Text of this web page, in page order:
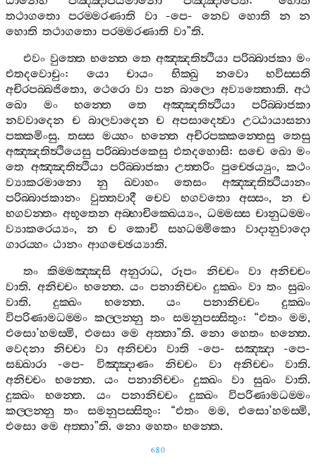
තථාගතො
පරම‍්මරණාති වා-පෙ- නෙව හොති න
න
හොති තථාගතො පරම‍්මරණාති වා”ති.
එවං වුත‍්තෙ භන‍්තෙ තෙ අඤ‍්ඤතිත්‍ථියා පරිබ‍්බාජකා මං
එතදවොචුං:යො චායං භික‍්ඛු නවො
භවිස‍්සති
අචිරපබ‍්බජිතො, ථෙරො වා පන බාලො අව්‍යත‍්තොති. අථ
ඛො
මං භන‍්තෙ තෙ අඤ‍්ඤතිත්‍ථියා
පරිබ‍්බාජකා
නවවාදෙන
ච බාලවාදෙන ච අපසාදෙත්‍වා උට‍්ඨායාසනා
පක‍්කමිංසු. තස‍්ස මය‍්හං භන‍්තෙ අචිරපක‍්කන‍්තෙසු තෙසු
අඤ‍්ඤතිත්‍ථියෙසු පරිබ‍්බාජකෙසු එතදහොසි:සචෙ ඛො මං
තෙ අඤ‍්ඤතිත්‍ථියා පරිබ‍්බාජකා උත‍්තරිං පුච‍්ඡෙය්‍යුං,කථං
ව්‍යාකරමානො
නු ඛ‍්වාහං තෙසං
අඤ‍්ඤතිත්‍ථියානං
පරිබ‍්බාජකානං
වුත‍්තවාදී චෙව භගවතො අස‍්සං, න
ච
භගවන‍්තං අභූතෙන අබ‍්භාචික‍්ඛෙය්‍යං, ධම‍්මස‍්ස චානුධම‍්මං
ව්‍යාකරෙය්‍යං, න ච කොචි සහධම‍්මිකො
වාදානුවාදො
ගාරය‍්හං ඨානං ආගච‍්ඡෙය්‍යාති.
තං
කිම‍්මඤ‍්ඤසි අනුරාධ,රූපං නිච‍්චං වා
අනිච‍්චං
වාති. අනිච‍්චං භන‍්තෙ.යං පනානිච‍්චං දුක‍්ඛං වා තං සුඛං
වාති.දුක‍්ඛං භන‍්තෙ.යං පනානිච‍්චං
දුක‍්ඛං
විපරිණාමධම‍්මං කල‍්ලන‍්නු තං සමනුපස‍්සිතුං: “එතං මම,
එසො’හමස‍්මි, එසො මෙ අත‍්තා”ති. නො හෙතං භන‍්තෙ.
වෙදනා
නිච‍්චා වා අනිච‍්චා වාති -පෙ- සඤ‍්ඤා -පෙ-
සඞ‍්ඛාරා -පෙ- විඤ‍්ඤාණං නිච‍්චං වා අනිච‍්චං වාති.
අනිච‍්චං
භන‍්තෙ. යං පනානිච‍්චං දුක‍්ඛං වා සුඛං වාති.
දුක‍්ඛං
භන‍්තෙ. යං පනානිච‍්චං දුක‍්ඛං
විපරිණාමධම‍්මං
කල‍්ලන‍්නු
තං සමනුපස‍්සිතුං: “එතං මම, එසො’හමස‍්මි,
එසො මෙ අත‍්තා”ති. නො හෙතං භන‍්තෙ.
680